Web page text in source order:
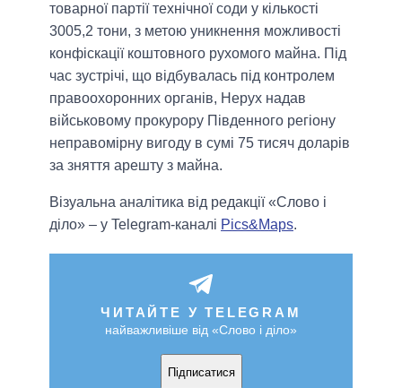
товарної партії технічної соди у кількості
3005,2 тони, з метою уникнення можливості
конфіскації коштовного рухомого майна. Під
час зустрічі, що відбувалась під контролем
правоохоронних органів, Нерух надав
військовому прокурору Південного регіону
неправомірну вигоду в сумі 75 тисяч доларів
за зняття арешту з майна.
Візуальна аналітика від редакції «Слово і
діло» – у Telegram-каналі Pics&Maps.
ЧИТАЙТЕ У TELEGRAM
найважливіше від «Слово і діло»
Підписатися